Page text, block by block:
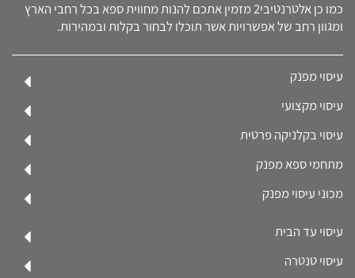
כמו כן אלטרנטיבי2 מזמין אתכם להנות מחווית ספא בכל רחבי הארץ
ומגוון רחב של אפשרויות אשר תוכלו לבחור בקלות ובמהירות.
עיסוי מפנק
עיסוי מקצועי
עיסוי בקלניקה פרטית
מתחמי ספא מפנק
מכוני עיסוי מפנק
עיסוי עד הבית
עיסוי טנטרה